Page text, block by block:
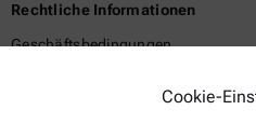
Rechtliche Informationen
Geschäftsbedingungen
Cookie-